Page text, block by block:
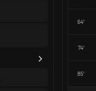
64'
74'
85'